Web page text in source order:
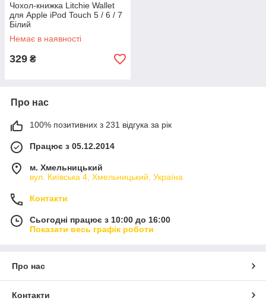
Чохол-книжка Litchie Wallet
для Apple iPod Touch 5 / 6 / 7
Білий
Немає в наявності
329 ₴
Про нас
100% позитивних з 231 відгука за рік
Працює з 05.12.2014
м. Хмельницький
вул. Київська 4, Хмельницький, Україна
Контакти
Сьогодні працює з 10:00 до 16:00
Показати весь графік роботи
Про нас
Контакти